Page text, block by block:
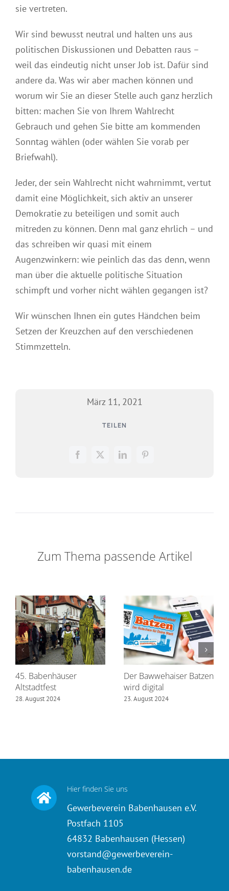
März 11, 2021
TEILEN
sie vertreten.
Wir sind bewusst neutral und halten uns aus
politischen Diskussionen und Debatten raus –
weil das eindeutig nicht unser Job ist. Dafür sind
andere da. Was wir aber machen können und
worum wir Sie an dieser Stelle auch ganz herzlich
bitten: machen Sie von Ihrem Wahlrecht
Gebrauch und gehen Sie bitte am kommenden
Sonntag wählen (oder wählen Sie vorab per
Briefwahl).
Jeder, der sein Wahlrecht nicht wahrnimmt, vertut
damit eine Möglichkeit, sich aktiv an unserer
Demokratie zu beteiligen und somit auch
mitreden zu können. Denn mal ganz ehrlich – und
das schreiben wir quasi mit einem
Augenzwinkern: wie peinlich das das denn, wenn
man über die aktuelle politische Situation
schimpft und vorher nicht wählen gegangen ist?
Wir wünschen Ihnen ein gutes Händchen beim
Setzen der Kreuzchen auf den verschiedenen
Stimmzetteln.
Zum Thema passende Artikel
45. Babenhäuser
Altstadtfest
28. August 2024
Der Bawwehaiser Batzen
wird digital
23. August 2024
Hier finden Sie uns
Gewerbeverein Babenhausen e.V.
Postfach 1105
64832 Babenhausen (Hessen)
vorstand@gewerbeverein-
babenhausen.de